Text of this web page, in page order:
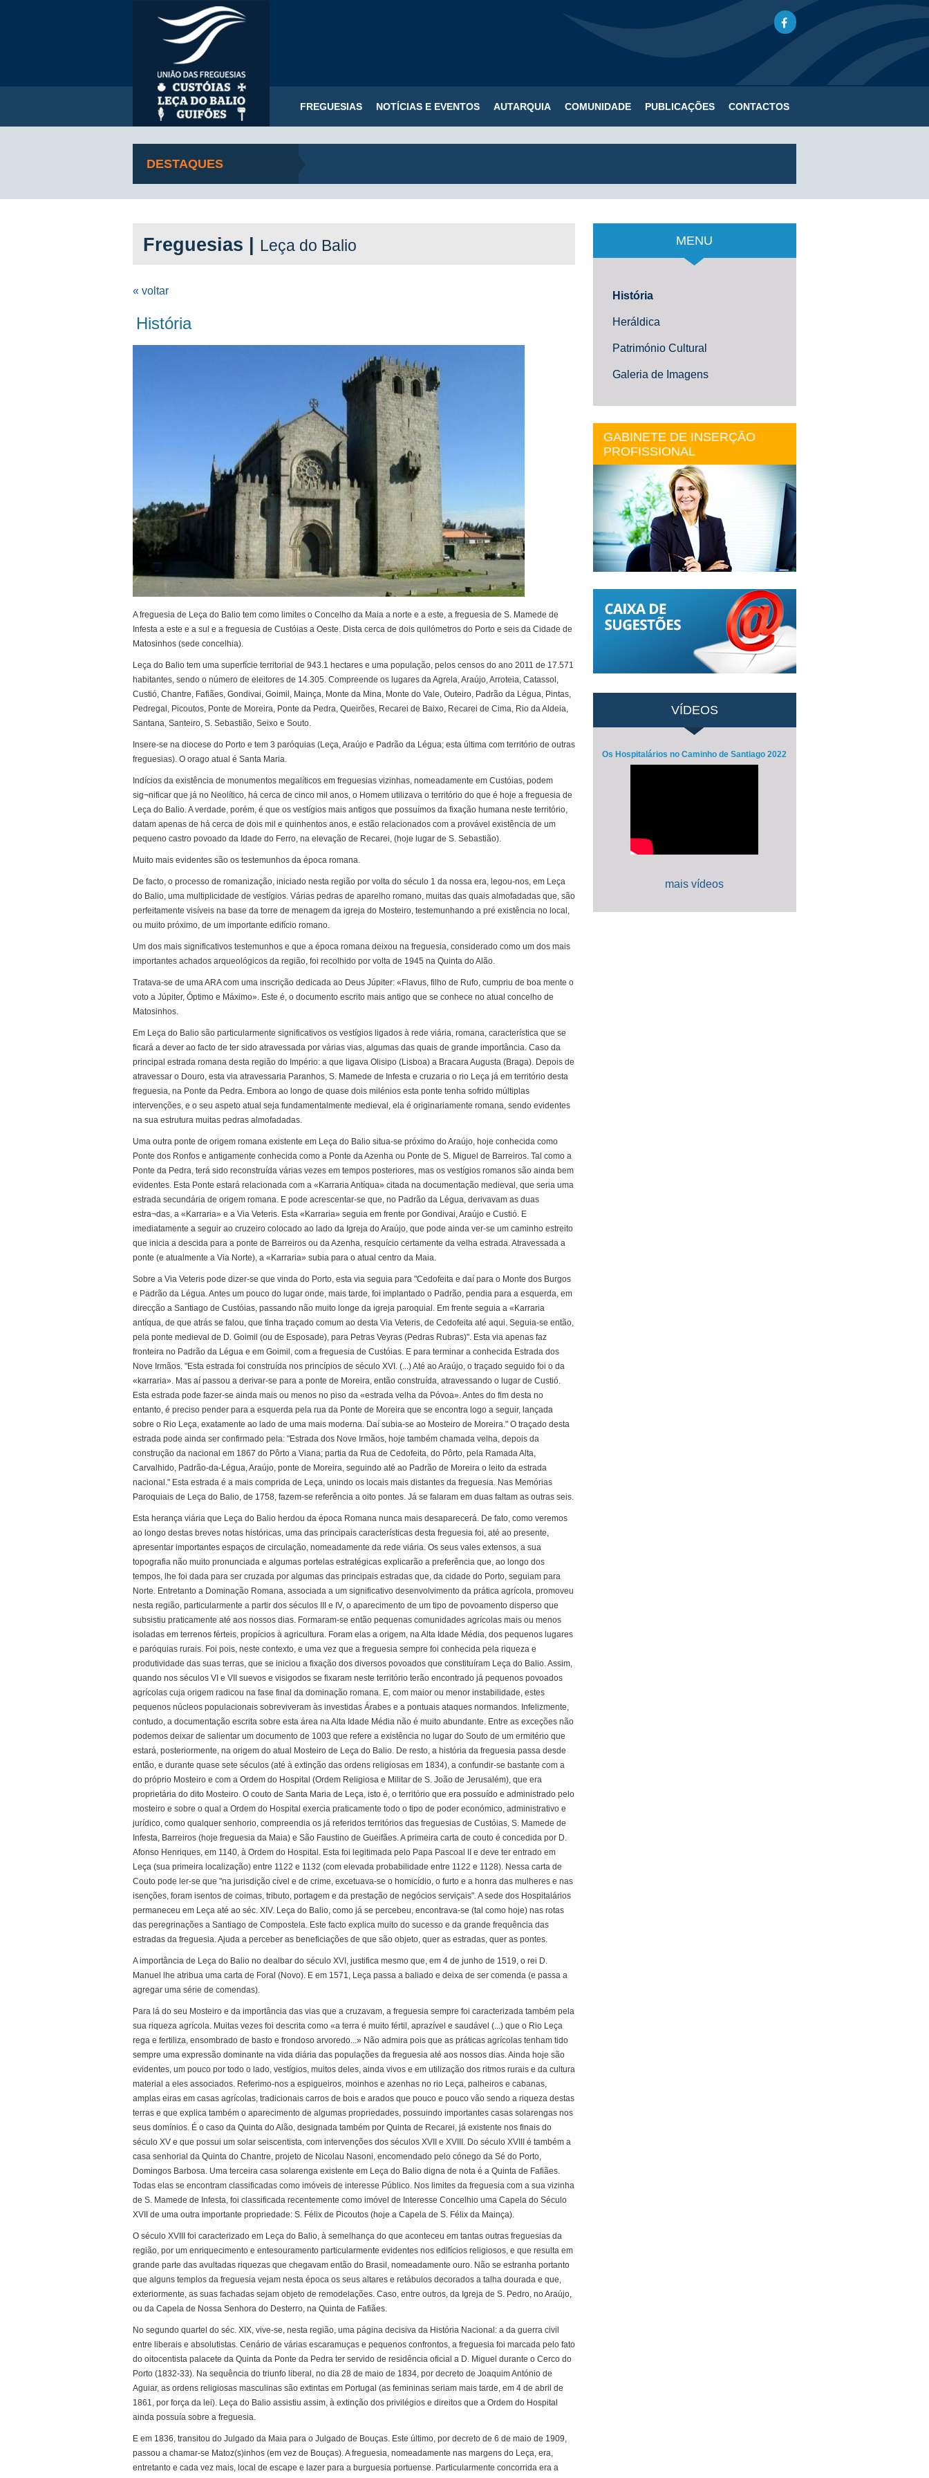
FREGUESIAS NOTÍCIAS E EVENTOS AUTARQUIA COMUNIDADE PUBLICAÇÕES CONTACTOS
DESTAQUES
Freguesias | Leça do Balio
« voltar
História
A freguesia de Leça do Balio tem como limites o Concelho da Maia a norte e a este, a freguesia de S. Mamede de
Infesta a este e a sul e a freguesia de Custóias a Oeste. Dista cerca de dois quilómetros do Porto e seis da Cidade de
Matosinhos (sede concelhia).
Leça do Balio tem uma superfície territorial de 943.1 hectares e uma população, pelos censos do ano 2011 de 17.571
habitantes, sendo o número de eleitores de 14.305. Compreende os lugares da Agrela, Araújo, Arroteia, Catassol,
Custió, Chantre, Fafiães, Gondivai, Goimil, Mainça, Monte da Mina, Monte do Vale, Outeiro, Padrão da Légua, Pintas,
Pedregal, Picoutos, Ponte de Moreira, Ponte da Pedra, Queirões, Recarei de Baixo, Recarei de Cima, Rio da Aldeia,
Santana, Santeiro, S. Sebastião, Seixo e Souto.
Insere-se na diocese do Porto e tem 3 paróquias (Leça, Araújo e Padrão da Légua; esta última com território de outras
freguesias). O orago atual é Santa Maria.
Indícios da existência de monumentos megalíticos em freguesias vizinhas, nomeadamente em Custóias, podem
sig¬nificar que já no Neolítico, há cerca de cinco mil anos, o Homem utilizava o território do que é hoje a freguesia de
Leça do Balio. A verdade, porém, é que os vestígios mais antigos que possuímos da fixação humana neste território,
datam apenas de há cerca de dois mil e quinhentos anos, e estão relacionados com a provável existência de um
pequeno castro povoado da Idade do Ferro, na elevação de Recarei, (hoje lugar de S. Sebastião).
Muito mais evidentes são os testemunhos da época romana.
De facto, o processo de romanização, iniciado nesta região por volta do século 1 da nossa era, legou-nos, em Leça
do Balio, uma multiplicidade de vestígios. Várias pedras de aparelho romano, muitas das quais almofadadas que, são
perfeitamente visíveis na base da torre de menagem da igreja do Mosteiro, testemunhando a pré existência no local,
ou muito próximo, de um importante edifício romano.
Um dos mais significativos testemunhos e que a época romana deixou na freguesia, considerado como um dos mais
importantes achados arqueológicos da região, foi recolhido por volta de 1945 na Quinta do Alão.
Tratava-se de uma ARA com uma inscrição dedicada ao Deus Júpiter: «Flavus, filho de Rufo, cumpriu de boa mente o
voto a Júpiter, Óptimo e Máximo». Este é, o documento escrito mais antigo que se conhece no atual concelho de
Matosinhos.
Em Leça do Balio são particularmente significativos os vestígios ligados à rede viária, romana, característica que se
ficará a dever ao facto de ter sido atravessada por várias vias, algumas das quais de grande importância. Caso da
principal estrada romana desta região do Império: a que ligava Olisipo (Lisboa) a Bracara Augusta (Braga). Depois de
atravessar o Douro, esta via atravessaria Paranhos, S. Mamede de Infesta e cruzaria o rio Leça já em território desta
freguesia, na Ponte da Pedra. Embora ao longo de quase dois milénios esta ponte tenha sofrido múltiplas
intervenções, e o seu aspeto atual seja fundamentalmente medieval, ela é originariamente romana, sendo evidentes
na sua estrutura muitas pedras almofadadas.
Uma outra ponte de origem romana existente em Leça do Balio situa-se próximo do Araújo, hoje conhecida como
Ponte dos Ronfos e antigamente conhecida como a Ponte da Azenha ou Ponte de S. Miguel de Barreiros. Tal como a
Ponte da Pedra, terá sido reconstruída várias vezes em tempos posteriores, mas os vestígios romanos são ainda bem
evidentes. Esta Ponte estará relacionada com a «Karraria Antíqua» citada na documentação medieval, que seria uma
estrada secundária de origem romana. E pode acrescentar-se que, no Padrão da Légua, derivavam as duas
estra¬das, a «Karraria» e a Via Veteris. Esta «Karraria» seguia em frente por Gondivai, Araújo e Custió. E
imediatamente a seguir ao cruzeiro colocado ao lado da Igreja do Araújo, que pode ainda ver-se um caminho estreito
que inicia a descida para a ponte de Barreiros ou da Azenha, resquício certamente da velha estrada. Atravessada a
ponte (e atualmente a Via Norte), a «Karraria» subia para o atual centro da Maia.
Sobre a Via Veteris pode dizer-se que vinda do Porto, esta via seguia para "Cedofeita e daí para o Monte dos Burgos
e Padrão da Légua. Antes um pouco do lugar onde, mais tarde, foi implantado o Padrão, pendia para a esquerda, em
direcção a Santiago de Custóias, passando não muito longe da igreja paroquial. Em frente seguia a «Karraria
antíqua, de que atrás se falou, que tinha traçado comum ao desta Via Veteris, de Cedofeita até aqui. Seguia-se então,
pela ponte medieval de D. Goimil (ou de Esposade), para Petras Veyras (Pedras Rubras)". Esta via apenas faz
fronteira no Padrão da Légua e em Goimil, com a freguesia de Custóias. E para terminar a conhecida Estrada dos
Nove Irmãos. "Esta estrada foi construída nos princípios de século XVI. (...) Até ao Araújo, o traçado seguido foi o da
«karraria». Mas aí passou a derivar-se para a ponte de Moreira, então construída, atravessando o lugar de Custió.
Esta estrada pode fazer-se ainda mais ou menos no piso da «estrada velha da Póvoa». Antes do fim desta no
entanto, é preciso pender para a esquerda pela rua da Ponte de Moreira que se encontra logo a seguir, lançada
sobre o Rio Leça, exatamente ao lado de uma mais moderna. Daí subia-se ao Mosteiro de Moreira." O traçado desta
estrada pode ainda ser confirmado pela: "Estrada dos Nove Irmãos, hoje também chamada velha, depois da
construção da nacional em 1867 do Pôrto a Viana; partia da Rua de Cedofeita, do Pôrto, pela Ramada Alta,
Carvalhido, Padrão-da-Légua, Araújo, ponte de Moreira, seguindo até ao Padrão de Moreira o leito da estrada
nacional." Esta estrada é a mais comprida de Leça, unindo os locais mais distantes da freguesia. Nas Memórias
Paroquiais de Leça do Balio, de 1758, fazem-se referência a oito pontes. Já se falaram em duas faltam as outras seis.
Esta herança viária que Leça do Balio herdou da época Romana nunca mais desaparecerá. De fato, como veremos
ao longo destas breves notas históricas, uma das principais características desta freguesia foi, até ao presente,
apresentar importantes espaços de circulação, nomeadamente da rede viária. Os seus vales extensos, a sua
topografia não muito pronunciada e algumas portelas estratégicas explicarão a preferência que, ao longo dos
tempos, lhe foi dada para ser cruzada por algumas das principais estradas que, da cidade do Porto, seguiam para
Norte. Entretanto a Dominação Romana, associada a um significativo desenvolvimento da prática agrícola, promoveu
nesta região, particularmente a partir dos séculos III e IV, o aparecimento de um tipo de povoamento disperso que
subsistiu praticamente até aos nossos dias. Formaram-se então pequenas comunidades agrícolas mais ou menos
isoladas em terrenos férteis, propícios à agricultura. Foram elas a origem, na Alta Idade Média, dos pequenos lugares
e paróquias rurais. Foi pois, neste contexto, e uma vez que a freguesia sempre foi conhecida pela riqueza e
produtividade das suas terras, que se iniciou a fixação dos diversos povoados que constituíram Leça do Balio. Assim,
quando nos séculos VI e VII suevos e visigodos se fixaram neste território terão encontrado já pequenos povoados
agrícolas cuja origem radicou na fase final da dominação romana. E, com maior ou menor instabilidade, estes
pequenos núcleos populacionais sobreviveram às investidas Árabes e a pontuais ataques normandos. Infelizmente,
contudo, a documentação escrita sobre esta área na Alta Idade Média não é muito abundante. Entre as exceções não
podemos deixar de salientar um documento de 1003 que refere a existência no lugar do Souto de um ermitério que
estará, posteriormente, na origem do atual Mosteiro de Leça do Balio. De resto, a história da freguesia passa desde
então, e durante quase sete séculos (até à extinção das ordens religiosas em 1834), a confundir-se bastante com a
do próprio Mosteiro e com a Ordem do Hospital (Ordem Religiosa e Militar de S. João de Jerusalém), que era
proprietária do dito Mosteiro. O couto de Santa Maria de Leça, isto é, o território que era possuído e administrado pelo
mosteiro e sobre o qual a Ordem do Hospital exercia praticamente todo o tipo de poder económico, administrativo e
jurídico, como qualquer senhorio, compreendia os já referidos territórios das freguesias de Custóias, S. Mamede de
Infesta, Barreiros (hoje freguesia da Maia) e São Faustino de Gueifães. A primeira carta de couto é concedida por D.
Afonso Henriques, em 1140, à Ordem do Hospital. Esta foi legitimada pelo Papa Pascoal II e deve ter entrado em
Leça (sua primeira localização) entre 1122 e 1132 (com elevada probabilidade entre 1122 e 1128). Nessa carta de
Couto pode ler-se que "na jurisdição cível e de crime, excetuava-se o homicídio, o furto e a honra das mulheres e nas
isenções, foram isentos de coimas, tributo, portagem e da prestação de negócios serviçais". A sede dos Hospitalários
permaneceu em Leça até ao séc. XIV. Leça do Balio, como já se percebeu, encontrava-se (tal como hoje) nas rotas
das peregrinações a Santiago de Compostela. Este facto explica muito do sucesso e da grande frequência das
estradas da freguesia. Ajuda a perceber as beneficiações de que são objeto, quer as estradas, quer as pontes.
A importância de Leça do Balio no dealbar do século XVI, justifica mesmo que, em 4 de junho de 1519, o rei D.
Manuel lhe atribua uma carta de Foral (Novo). E em 1571, Leça passa a baliado e deixa de ser comenda (e passa a
agregar uma série de comendas).
Para lá do seu Mosteiro e da importância das vias que a cruzavam, a freguesia sempre foi caracterizada também pela
sua riqueza agrícola. Muitas vezes foi descrita como «a terra é muito fértil, aprazível e saudável (...) que o Rio Leça
rega e fertiliza, ensombrado de basto e frondoso arvoredo...» Não admira pois que as práticas agrícolas tenham tido
sempre uma expressão dominante na vida diária das populações da freguesia até aos nossos dias. Ainda hoje são
evidentes, um pouco por todo o lado, vestígios, muitos deles, ainda vivos e em utilização dos ritmos rurais e da cultura
material a eles associados. Referimo-nos a espigueiros, moinhos e azenhas no rio Leça, palheiros e cabanas,
amplas eiras em casas agrícolas, tradicionais carros de bois e arados que pouco e pouco vão sendo a riqueza destas
terras e que explica também o aparecimento de algumas propriedades, possuindo importantes casas solarengas nos
seus domínios. É o caso da Quinta do Alão, designada também por Quinta de Recarei, já existente nos finais do
século XV e que possui um solar seiscentista, com intervenções dos séculos XVII e XVIII. Do século XVIII é também a
casa senhorial da Quinta do Chantre, projeto de Nicolau Nasoni, encomendado pelo cónego da Sé do Porto,
Domingos Barbosa. Uma terceira casa solarenga existente em Leça do Balio digna de nota é a Quinta de Fafiães.
Todas elas se encontram classificadas como imóveis de interesse Público. Nos limites da freguesia com a sua vizinha
de S. Mamede de Infesta, foi classificada recentemente como imóvel de Interesse Concelhio uma Capela do Século
XVII de uma outra importante propriedade: S. Félix de Picoutos (hoje a Capela de S. Félix da Mainça).
O século XVIII foi caracterizado em Leça do Balio, à semelhança do que aconteceu em tantas outras freguesias da
região, por um enriquecimento e entesouramento particularmente evidentes nos edifícios religiosos, e que resulta em
grande parte das avultadas riquezas que chegavam então do Brasil, nomeadamente ouro. Não se estranha portanto
que alguns templos da freguesia vejam nesta época os seus altares e retábulos decorados a talha dourada e que,
exteriormente, as suas fachadas sejam objeto de remodelações. Caso, entre outros, da Igreja de S. Pedro, no Araújo,
ou da Capela de Nossa Senhora do Desterro, na Quinta de Fafiães.
No segundo quartel do séc. XIX, vive-se, nesta região, uma página decisiva da História Nacional: a da guerra civil
entre liberais e absolutistas. Cenário de várias escaramuças e pequenos confrontos, a freguesia foi marcada pelo fato
do oitocentista palacete da Quinta da Ponte da Pedra ter servido de residência oficial a D. Miguel durante o Cerco do
Porto (1832-33). Na sequência do triunfo liberal, no dia 28 de maio de 1834, por decreto de Joaquim António de
Aguiar, as ordens religiosas masculinas são extintas em Portugal (as femininas seriam mais tarde, em 4 de abril de
1861, por força da lei). Leça do Balio assistiu assim, à extinção dos privilégios e direitos que a Ordem do Hospital
ainda possuía sobre a freguesia.
E em 1836, transitou do Julgado da Maia para o Julgado de Bouças. Este último, por decreto de 6 de maio de 1909,
passou a chamar-se Matoz(s)inhos (em vez de Bouças). A freguesia, nomeadamente nas margens do Leça, era,
entretanto e cada vez mais, local de escape e lazer para a burguesia portuense. Particularmente concorrida era a
MENU
História
Heráldica
Património Cultural
Galeria de Imagens
GABINETE DE INSERÇÃO
PROFISSIONAL
VÍDEOS
Os Hospitalários no Caminho de Santiago 2022
mais vídeos